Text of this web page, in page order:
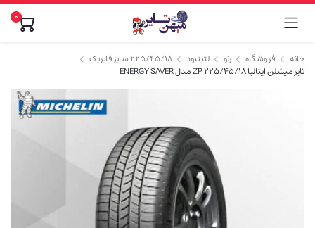
0
خانه فروشگاه رنو لتیتیود
۲۲۵/۴۵/۱۸ سایز فابریک
تایر میشلن ایتالیا 225/45/18 ZP مدل ENERGY SAVER